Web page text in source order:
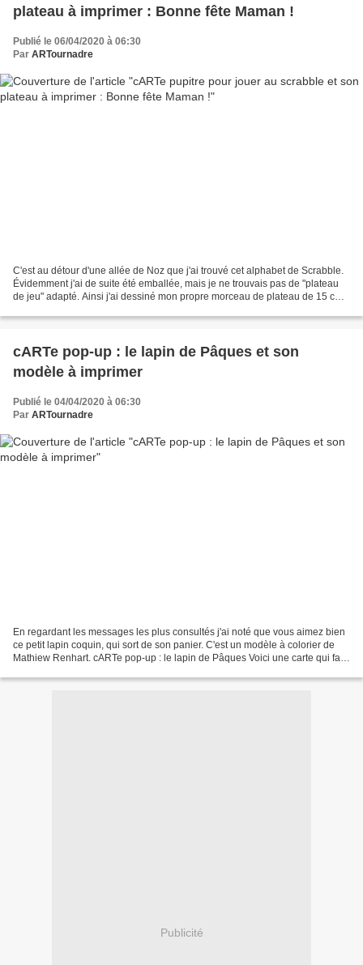
plateau à imprimer : Bonne fête Maman !
Publié le 06/04/2020 à 06:30
Par ARTournadre
C'est au détour d'une allée de Noz que j'ai trouvé cet alphabet de Scrabble.
Évidemment j'ai de suite été emballée, mais je ne trouvais pas de "plateau
de jeu" adapté. Ainsi j'ai dessiné mon propre morceau de plateau de 15 cm x
cARTe pop-up : le lapin de Pâques et son
modèle à imprimer
Publié le 04/04/2020 à 06:30
Par ARTournadre
En regardant les messages les plus consultés j'ai noté que vous aimez bien
ce petit lapin coquin, qui sort de son panier. C'est un modèle à colorier de
Mathiew Renhart. cARTe pop-up : le lapin de Pâques Voici une carte qui fait
Publicité